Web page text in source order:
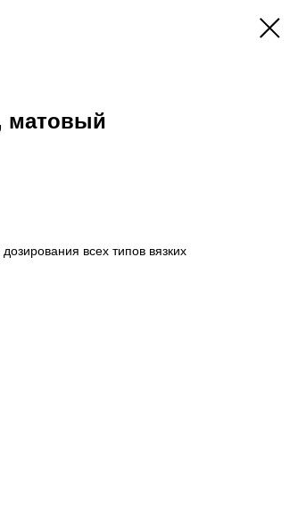
матовый
всех типов вязких